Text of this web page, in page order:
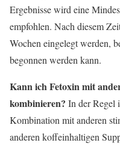
Ergebnisse wird eine
empfohlen. Nach diesem
Wochen eingelegt werden,
begonnen werden kann.
Kann ich Fetoxin mit
kombinieren? In der Regel
Kombination mit anderen
anderen koffeinhaltigen